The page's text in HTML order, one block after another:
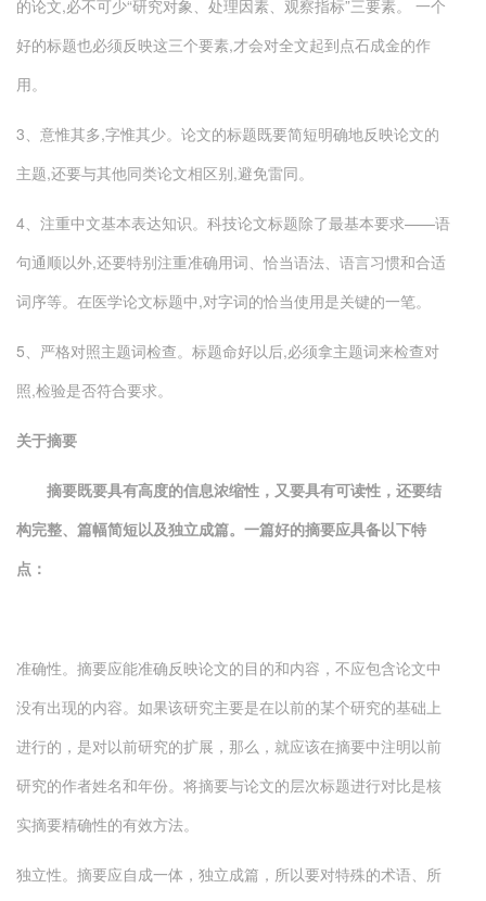
的论文,必不可少“研究对象、处理因素、观察指标”三要素。 一个
好的标题也必须反映这三个要素,才会对全文起到点石成金的作
用。
3、意惟其多,字惟其少。论文的标题既要简短明确地反映论文的
主题,还要与其他同类论文相区别,避免雷同。
4、注重中文基本表达知识。科技论文标题除了最基本要求——语
句通顺以外,还要特别注重准确用词、恰当语法、语言习惯和合适
词序等。在医学论文标题中,对字词的恰当使用是关键的一笔。
5、严格对照主题词检查。标题命好以后,必须拿主题词来检查对
照,检验是否符合要求。
关于摘要
摘要既要具有高度的信息浓缩性，又要具有可读性，还要结
构完整、篇幅简短以及独立成篇。一篇好的摘要应具备以下特
点：
准确性。摘要应能准确反映论文的目的和内容，不应包含论文中
没有出现的内容。如果该研究主要是在以前的某个研究的基础上
进行的，是对以前研究的扩展，那么，就应该在摘要中注明以前
研究的作者姓名和年份。将摘要与论文的层次标题进行对比是核
实摘要精确性的有效方法。
独立性。摘要应自成一体，独立成篇，所以要对特殊的术语、所